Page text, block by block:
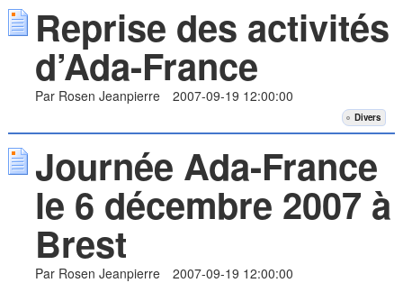
Reprise des activités
d’Ada-France
Par Rosen Jeanpierre 2007-09-19 12:00:00
Divers
Journée Ada-France
le 6 décembre 2007 à
Brest
Par Rosen Jeanpierre 2007-09-19 12:00:00